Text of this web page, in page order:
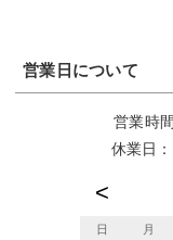
営業日について
営業時
休業日
日 月